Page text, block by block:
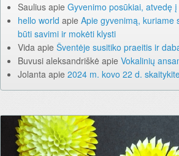
Saulius apie Gyvenimo posūkiai, atvedę
hello world apie Apie gyvenimą, kuriame
būti savimi ir mokėti klysti
Vida apie Šventėje susitiko praeitis ir
Buvusi aleksandriškė apie Vokalinių
Jolanta apie 2024 m. kovo 22 d.